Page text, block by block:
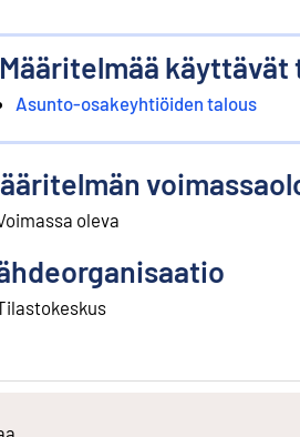
Määritelmää
Asunto-osakeyhtiöiden talous
oleva